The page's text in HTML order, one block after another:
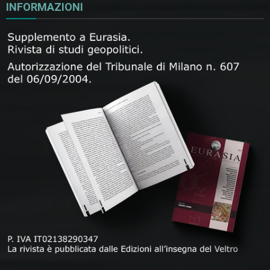
INFORMAZIONI